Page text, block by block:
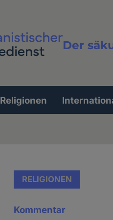
Der
Religionen
RELIGIONEN
Kommentar